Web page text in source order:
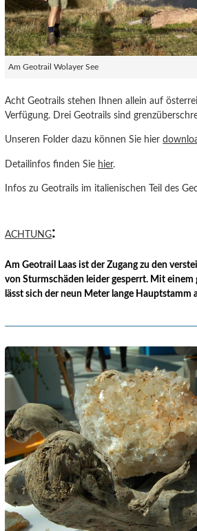
Am Geotrail Wolayer See
Acht Geotrails stehen Ihnen allein auf
Verfügung. Drei Geotrails sind
Unseren Folder dazu können Sie hier
Detailinfos finden Sie hier.
Infos zu Geotrails im italienischen Teil des
ACHTUNG:
Am Geotrail Laas ist der Zugang zu den
von Sturmschäden leider gesperrt. Mit einem
lässt sich der neun Meter lange Hauptstamm